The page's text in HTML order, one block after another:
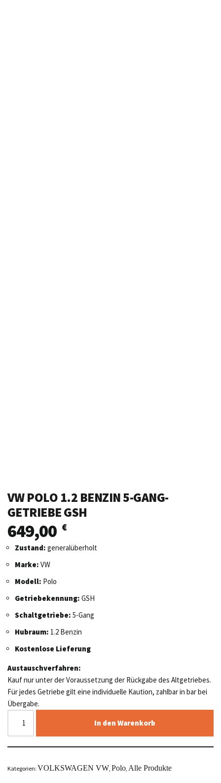
VW POLO 1.2 BENZIN 5-GANG-
GETRIEBE GSH
649,00 €
Zustand: generalüberholt
Marke: VW
Modell: Polo
Getriebekennung: GSH
Schaltgetriebe: 5-Gang
Hubraum: 1.2 Benzin
Kostenlose Lieferung
Austauschverfahren:
Kauf nur unter der Voraussetzung der Rückgabe des Altgetriebes.
Für jedes Getriebe gilt eine individuelle Kaution, zahlbar in bar bei
Übergabe.
In den Warenkorb
Kategorien: VOLKSWAGEN VW Polo Alle Produkte